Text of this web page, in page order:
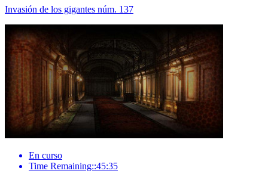
Invasión de los gigantes núm. 137
En curso
Time Remaining::45:35